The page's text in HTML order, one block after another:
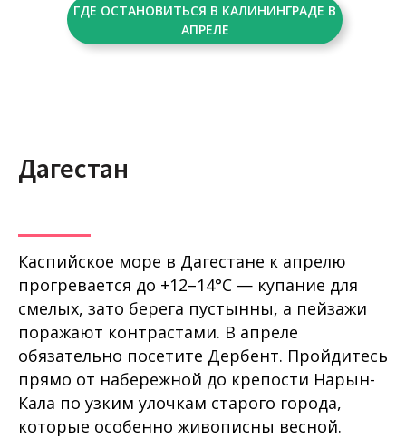
ГДЕ ОСТАНОВИТЬСЯ В КАЛИНИНГРАДЕ В
АПРЕЛЕ
Дагестан
Каспийское море в Дагестане к апрелю
прогревается до +12–14°C — купание для
смелых, зато берега пустынны, а пейзажи
поражают контрастами. В апреле
обязательно посетите Дербент. Пройдитесь
прямо от набережной до крепости Нарын-
Кала по узким улочкам старого города,
которые особенно живописны весной.